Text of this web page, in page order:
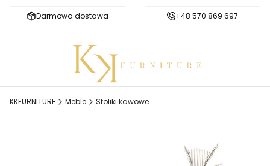
Darmowa dostawa Bezpieczne zakupy
+48 570 869 697
KKFURNITURE Meble Stoliki kawowe